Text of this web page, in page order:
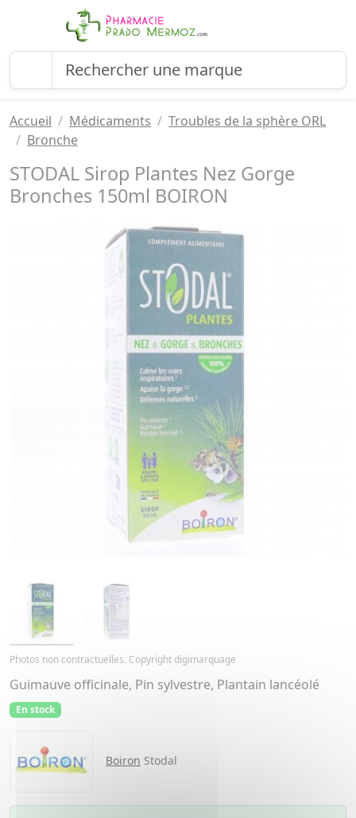
Accueil Médicaments
Troubles de la sphère ORL
Bronche
STODAL Sirop Plantes Nez Gorge
Bronches 150ml BOIRON
Photos non contractuelles. Copyright digimarquage
Guimauve officinale, Pin sylvestre, Plantain lancéolé
En stock
Boiron Stodal